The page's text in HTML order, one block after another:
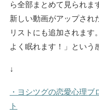
ら全部まとめて見られま
新しい動画がアップされ
リストにも追加されます。
よく眠れます！」という
↓
・ヨシツグの恋愛心理ブ
ト